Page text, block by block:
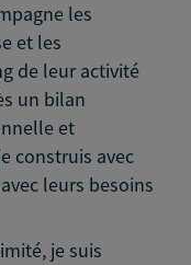
les
et les
de leur activité
un bilan
et
construis avec
leurs besoins
je suis